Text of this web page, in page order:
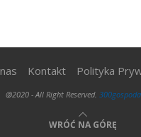
Kontakt Polityka
@2020 - All Right Reserved.
WRÓĆ NA GÓRĘ